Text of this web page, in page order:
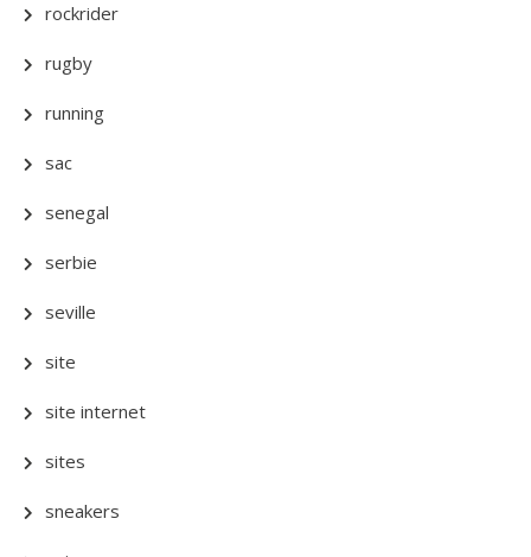
rockrider
rugby
running
sac
senegal
serbie
seville
site
site internet
sites
sneakers